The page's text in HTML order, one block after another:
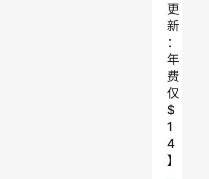
更
新
：
年
费
仅
$
1
4
】